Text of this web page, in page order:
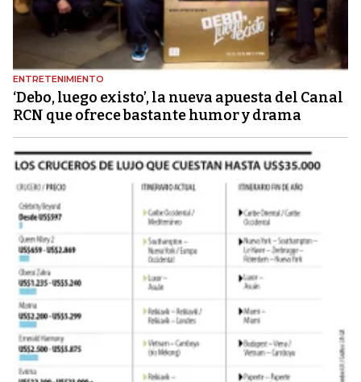
ENTRETENIMIENTO
‘Debo, luego existo’, la nueva apuesta del Canal
RCN que ofrece bastante humor y drama